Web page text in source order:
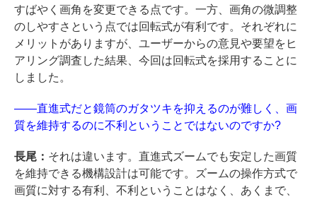
すばやく画角を変更できる点です。一方、画角の微調整
のしやすさという点では回転式が有利です。それぞれに
メリットがありますが、ユーザーからの意見や要望をヒ
アリング調査した結果、今回は回転式を採用することに
しました。
――直進式だと鏡筒のガタツキを抑えるのが難しく、画
質を維持するのに不利ということではないのですか?
長尾： それは違います。直進式ズームでも安定した画質
を維持できる機構設計は可能です。ズームの操作方式で
画質に対する有利、不利ということはなく、あくまで、